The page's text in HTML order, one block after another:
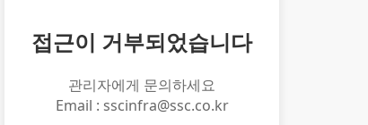
접근이 거부되었습니다
관리자에게 문의하세요
Email : sscinfra@ssc.co.kr